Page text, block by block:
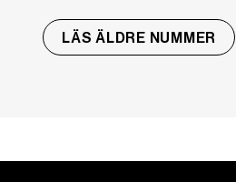
LÄS ÄLDRE NUMMER